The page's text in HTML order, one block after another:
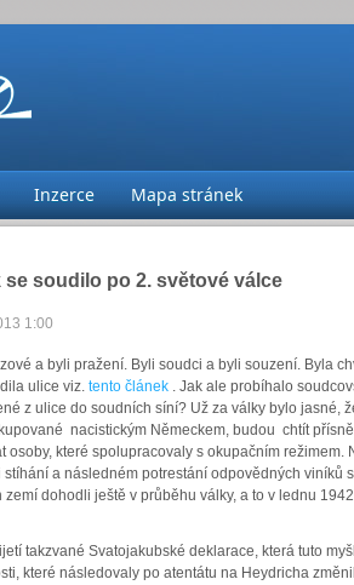
Inzerce Mapa stránek
se soudilo po 2. světové válce
1:00
a byli pražení. Byli soudci a byli souzení. Byla
ulice viz. tento článek . Jak ale probíhalo
z ulice do soudních síní? Už za války bylo jasné,
nacistickým Německem, budou chtít přísně
osoby, které spolupracovaly s okupačním režimem.
stíhání a následném potrestání odpovědných viníků
dohodli ještě v průběhu války, a to v lednu
takzvané Svatojakubské deklarace, která tuto
které následovaly po atentátu na Heydricha